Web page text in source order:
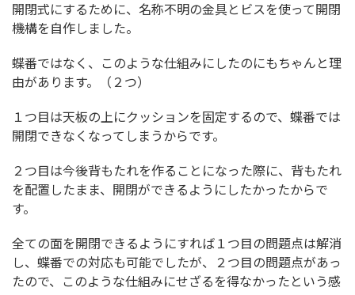
開閉式にするために、名称不明の金具とビスを使って開閉
機構を自作しました。
蝶番ではなく、このような仕組みにしたのにもちゃんと理
由があります。（２つ）
１つ目は天板の上にクッションを固定するので、蝶番では
開閉できなくなってしまうからです。
２つ目は今後背もたれを作ることになった際に、背もたれ
を配置したまま、開閉ができるようにしたかったからで
す。
全ての面を開閉できるようにすれば１つ目の問題点は解消
し、蝶番での対応も可能でしたが、２つ目の問題点があっ
たので、このような仕組みにせざるを得なかったという感